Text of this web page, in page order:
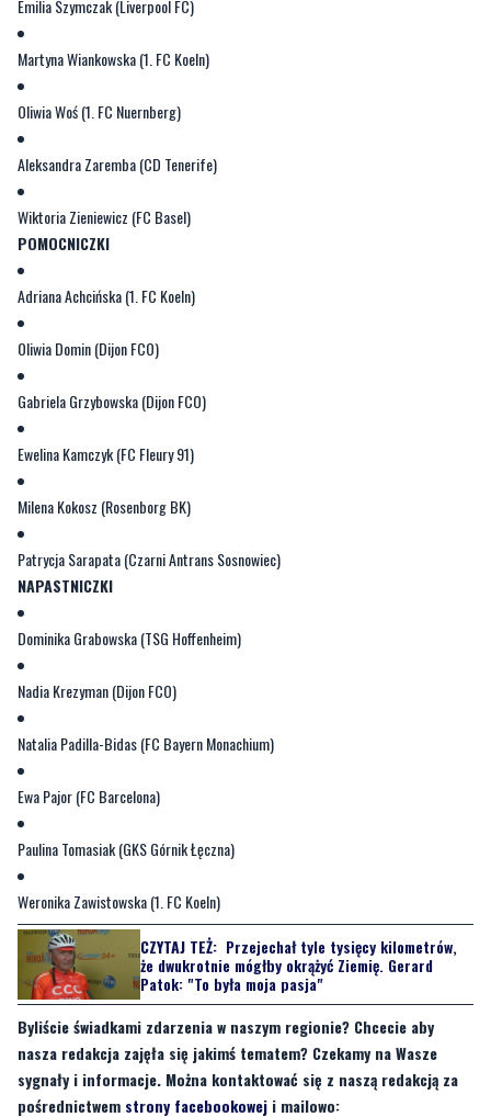
Oliwia Woś (1. FC Nuernberg)
Aleksandra Zaremba (CD Tenerife)
Wiktoria Zieniewicz (FC Basel)
POMOCNICZKI
Adriana Achcińska (1. FC Koeln)
Oliwia Domin (Dijon FCO)
Gabriela Grzybowska (Dijon FCO)
Ewelina Kamczyk (FC Fleury 91)
Milena Kokosz (Rosenborg BK)
Patrycja Sarapata (Czarni Antrans Sosnowiec)
NAPASTNICZKI
Dominika Grabowska (TSG Hoffenheim)
Nadia Krezyman (Dijon FCO)
Natalia Padilla-Bidas (FC Bayern Monachium)
Ewa Pajor (FC Barcelona)
Paulina Tomasiak (GKS Górnik Łęczna)
Weronika Zawistowska (1. FC Koeln)
CZYTAJ TEŻ:
Przejechał tyle tysięcy kilometrów,
Patok: "To była moja pasja"
Byliście świadkami zdarzenia w naszym regionie? Chcecie aby
nasza redakcja zajęła się jakimś tematem? Czekamy na Wasze
sygnały i informacje. Można kontaktować się z naszą redakcją za
pośrednictwemstrony facebookoweji mailowo:
redakcja@nadmorski24.pl. Dyżurujemy także pod numerem
telefonu 729 715 670.